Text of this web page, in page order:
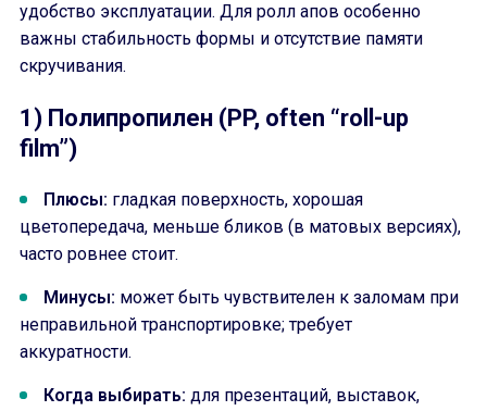
удобство эксплуатации. Для ролл апов особенно
важны стабильность формы и отсутствие памяти
скручивания.
1) Полипропилен (PP, often “roll-up
film”)
Плюсы: гладкая поверхность, хорошая
цветопередача, меньше бликов (в матовых версиях),
часто ровнее стоит.
Минусы: может быть чувствителен к заломам при
неправильной транспортировке; требует
аккуратности.
Когда выбирать: для презентаций, выставок,